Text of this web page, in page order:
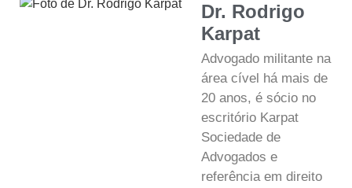
Dr. Rodrigo
Karpat
Advogado militante na
área cível há mais de
20 anos, é sócio no
escritório Karpat
Sociedade de
Advogados e
referência em direito